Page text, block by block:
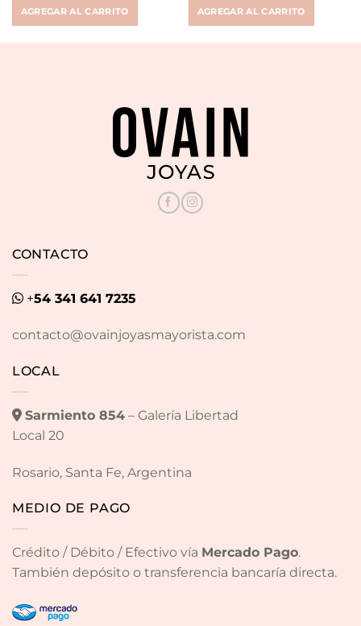
AGREGAR AL CARRITO
$ 55.186.$ 19.000.
AGREGAR AL CARRITO
LOCAL
Sarmiento 854– Galería Libertad
Local 20
Rosario, Santa Fe, Argentina
MEDIO DE PAGO
Crédito / Débito / Efectivo vía Mercado Pago.
También depósito o transferencia bancaría directa.
CONTACTO
+54 341 641 7235
contacto@ovainjoyasmayorista.com